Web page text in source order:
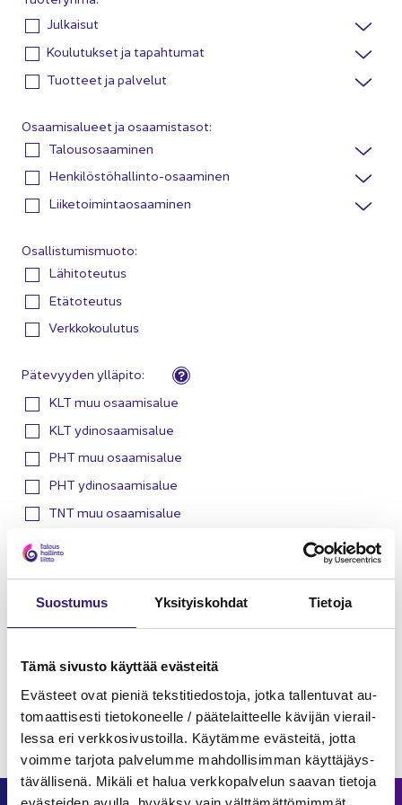
Suos­tu­mus Yk­si­tyis­koh­dat Tie­to­ja
Tämä si­vus­to käyt­tää eväs­tei­tä
Eväs­teet ovat pie­niä teks­ti­tie­dos­to­ja, jotka tal­len­tu­vat au­
to­maat­ti­ses­ti tie­to­ko­neel­le / pää­te­lait­teel­le kä­vi­jän vie­rail­
les­sa eri verk­ko­si­vus­toil­la. Käy­täm­me eväs­tei­tä, jotta
voim­me tar­jo­ta pal­ve­lum­me mah­dol­li­sim­man käyt­tä­jäys­
tä­väl­li­se­nä. Mi­kä­li et halua verk­ko­pal­ve­lun saa­van tie­to­ja
Julkaisut
Koulutukset ja tapahtumat
Tuotteet ja palvelut
Osaamisalueet ja osaamistasot:
Talousosaaminen
Henkilöstöhallinto-osaaminen
Liiketoiminta­osaaminen
Osallistumismuoto:
Lähitoteutus
Etätoteutus
Verkko­koulutus
Pätevyyden ylläpito:
KLT muu osaamisalue
KLT ydinosaamisalue
PHT muu osaamisalue
PHT ydinosaamisalue
TNT muu osaamisalue
TNT ydinosaamisalue
Pois­ta va­lin­nat